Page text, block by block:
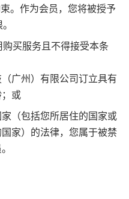
。作为会员，您将被授予
买服务且不得接受本条
广州）有限公司订立具有
或
（包括您所居住的国家或
家）的法律，您属于被禁